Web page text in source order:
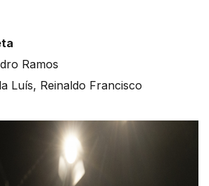
Ramos
Luís, Reinaldo Francisco